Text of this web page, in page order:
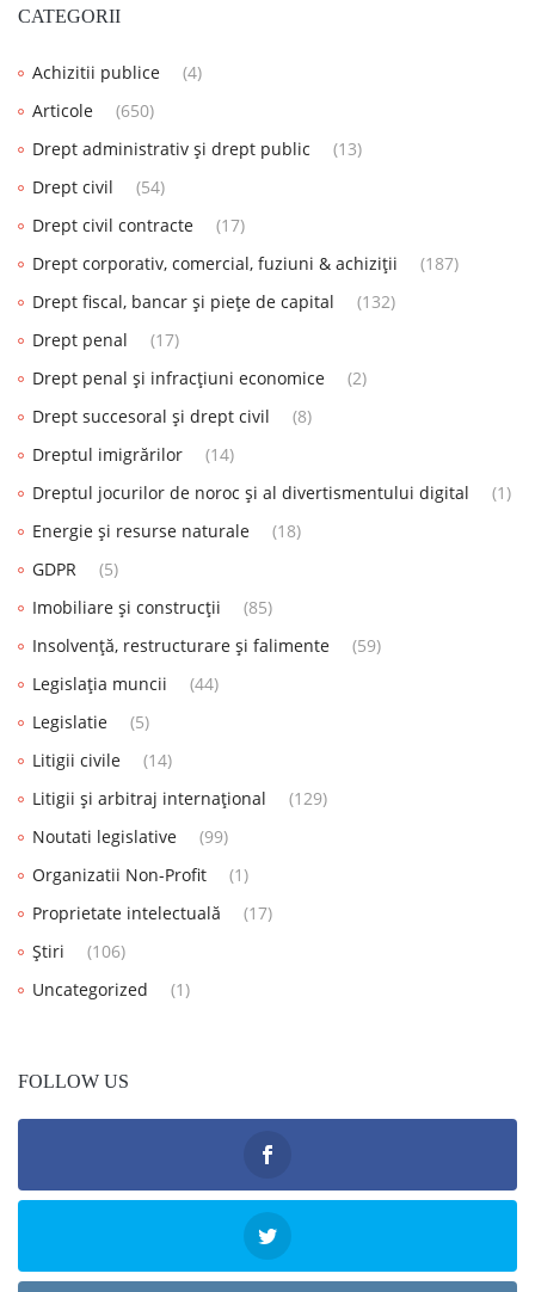
CATEGORII
Achizitii publice
(4)
Articole
(650)
Drept administrativ și drept public
(13)
Drept civil
(54)
Drept civil contracte
(17)
Drept corporativ, comercial, fuziuni & achiziții
(187)
Drept fiscal, bancar și piețe de capital
(132)
Drept penal
(17)
Drept penal și infracțiuni economice
(2)
Drept succesoral și drept civil
(8)
Dreptul imigrărilor
(14)
Dreptul jocurilor de noroc și al divertismentului digital
(1)
Energie și resurse naturale
(18)
GDPR
(5)
Imobiliare și construcții
(85)
Insolvență, restructurare și falimente
(59)
Legislația muncii
(44)
Legislatie
(5)
Litigii civile
(14)
Litigii și arbitraj internațional
(129)
Noutati legislative
(99)
Organizatii Non-Profit
(1)
Proprietate intelectuală
(17)
Știri
(106)
Uncategorized
(1)
FOLLOW US